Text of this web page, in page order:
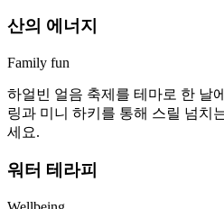
산의 에너지
Family fun
하얼빈 얼음 축제를 테마로 한 날
링과 미니 하키를 통해 스릴 넘치
세요.
워터 테라피